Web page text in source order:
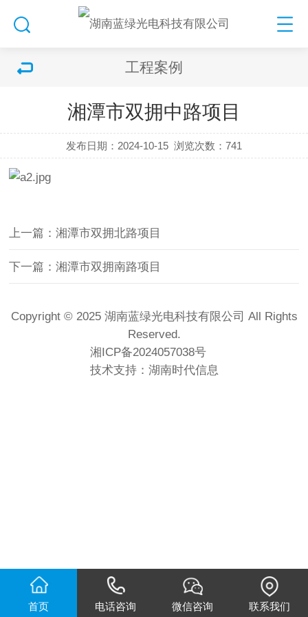
工程案例
湘潭市双拥中路项目
发布日期：2024-10-15 浏览次数：741
上一篇：湘潭市双拥北路项目
下一篇：湘潭市双拥南路项目
Copyright © 2025 湖南蓝绿光电科技有限公司 All Rights
Reserved.
湘ICP备2024057038号
技术支持： 湖南时代信息
首页 电话咨询 微信咨询 联系我们